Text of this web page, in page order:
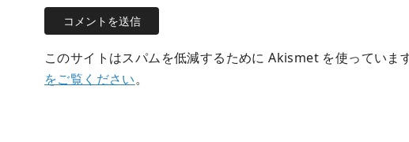
このサイトはスパムを低減するために Akismet を使っています
をご覧ください。